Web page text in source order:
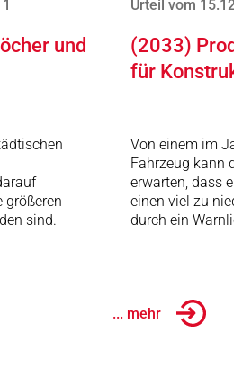
und
größeren
sind.
Urteil vom
(2033)
für
Von einem im
Fahrzeug kann
erwarten, dass
einen viel zu
durch ein
... mehr